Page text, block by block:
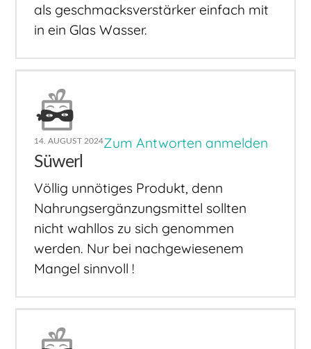
als geschmacksverstärker einfach mit
in ein Glas Wasser.
14. AUGUST 2024Zum Antworten anmelden
Süwerl
Völlig unnötiges Produkt, denn
Nahrungsergänzungsmittel sollten
nicht wahllos zu sich genommen
werden. Nur bei nachgewiesenem
Mangel sinnvoll !